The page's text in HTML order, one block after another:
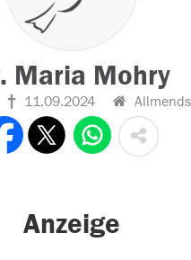
Maria Mohry
11.09.2024
Anzeige